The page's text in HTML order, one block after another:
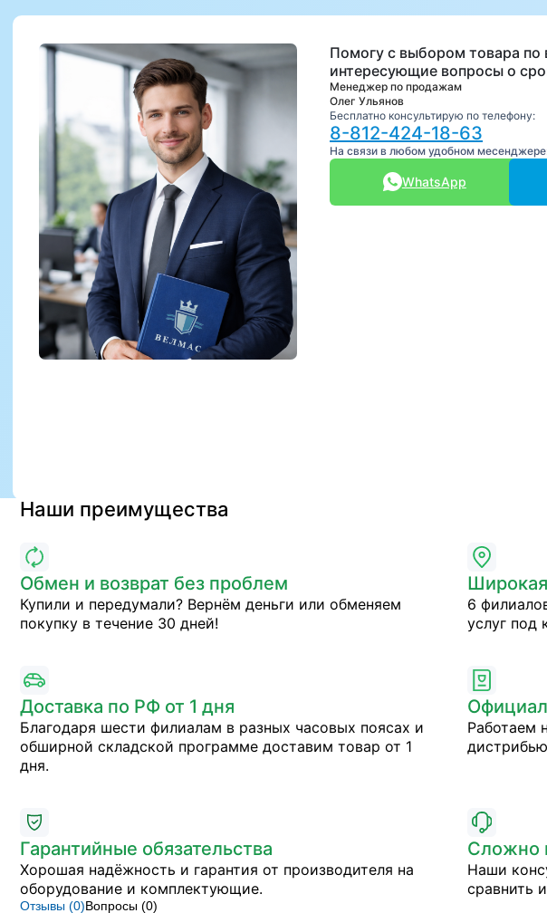
Помогу с выбором товара по
интересующие вопросы о
Менеджер по продажам
Олег Ульянов
Бесплатно консультирую по телефону:
8-812-424-18-63
На связи в любом удобном
WhatsApp
Наши преимущества
Обмен и возврат без проблем
Купили и передумали? Вернём деньги или обменяем
покупку в течение 30 дней!
6
услуг под
Доставка по РФ от 1 дня
Благодаря шести филиалам в разных часовых поясах и
обширной складской программе доставим товар от 1
дня.
Работаем
Гарантийные обязательства
Хорошая надёжность и гарантия от производителя на
оборудование и комплектующие.
Сложно
Наши
сравнить
Отзывы (0)Вопросы (0)